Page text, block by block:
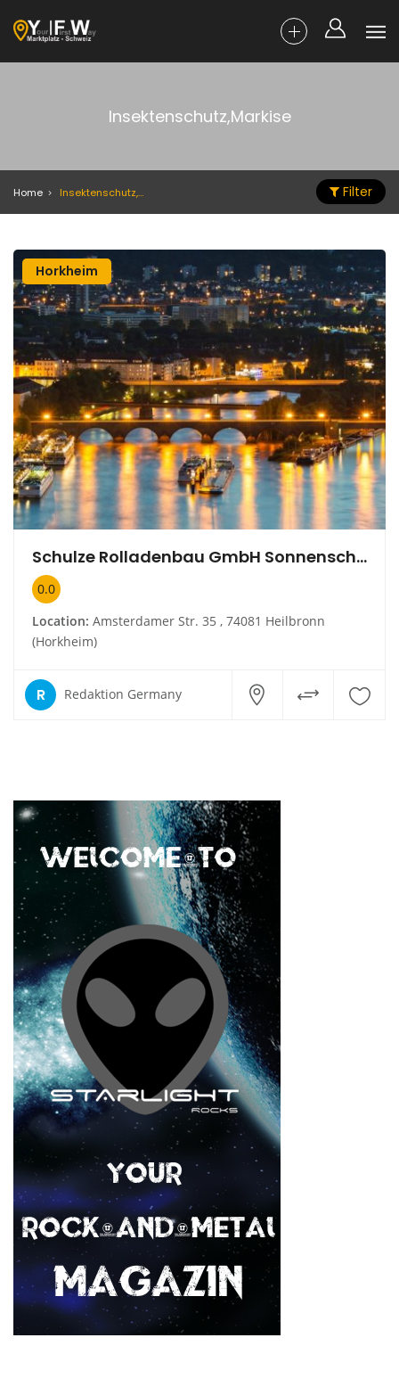
Insektenschutz,Markise
Home Insektenschutz,Markise Filter
Horkheim
Schulze Rolladenbau GmbH Sonnenschutz
0.0
Location: Amsterdamer Str. 35 , 74081 Heilbronn
(Horkheim)
R Redaktion Germany